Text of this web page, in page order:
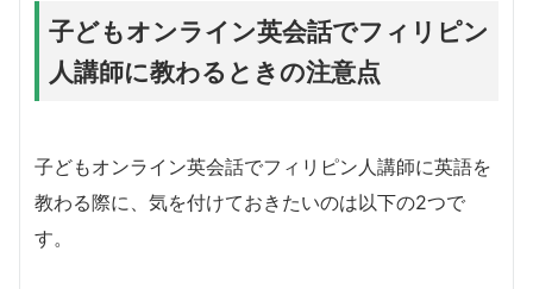
子どもオンライン英会話でフィリピン
人講師に教わるときの注意点
子どもオンライン英会話でフィリピン人講師に英語を
教わる際に、気を付けておきたいのは以下の2つで
す。